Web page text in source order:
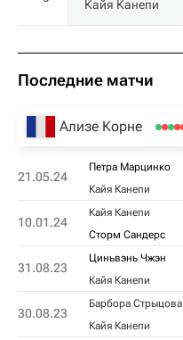
Кайя Канепи
Последние матчи
Ализе Корне
21.05.24
Петра Марцинко
Кайя Канепи
10.01.24
Кайя Канепи
Сторм Сандерс
31.08.23
Циньвэнь Чжэн
Кайя Канепи
30.08.23
Барбора Стрыцова
Кайя Канепи